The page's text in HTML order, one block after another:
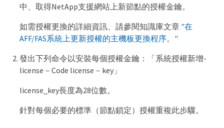
中、取得NetApp支援網站上新節點的授權金鑰。
如需授權更換的詳細資訊、請參閱知識庫文章 "在
AFF/FAS系統上更新授權的主機板更換程序。"
發出下列命令以安裝每個授權金鑰：「系統授權新增-
license－Code license－key」
license_key長度為28位數。
針對每個必要的標準（節點鎖定）授權重複此步驟。